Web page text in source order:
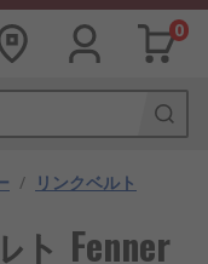
0
/ リンクベルト
Fenner